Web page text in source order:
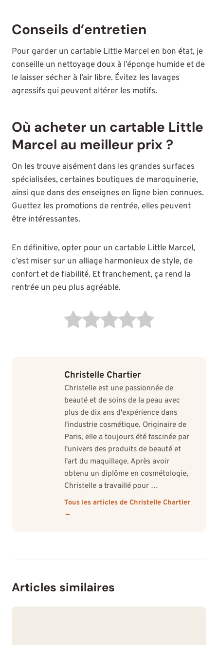
Conseils d’entretien
Pour garder un cartable Little Marcel en bon état, je
conseille un nettoyage doux à l’éponge humide et de
le laisser sécher à l’air libre. Évitez les lavages
agressifs qui peuvent altérer les motifs.
Où acheter un cartable Little
Marcel au meilleur prix ?
On les trouve aisément dans les grandes surfaces
spécialisées, certaines boutiques de maroquinerie,
ainsi que dans des enseignes en ligne bien connues.
Guettez les promotions de rentrée, elles peuvent
être intéressantes.
En définitive, opter pour un cartable Little Marcel,
c’est miser sur un alliage harmonieux de style, de
confort et de fiabilité. Et franchement, ça rend la
rentrée un peu plus agréable.
Christelle Chartier
Christelle est une passionnée de
beauté et de soins de la peau avec
plus de dix ans d'expérience dans
l'industrie cosmétique. Originaire de
Paris, elle a toujours été fascinée par
l'univers des produits de beauté et
l'art du maquillage. Après avoir
obtenu un diplôme en cosmétologie,
Christelle a travaillé pour …
Tous les articles de Christelle Chartier
→
Articles similaires